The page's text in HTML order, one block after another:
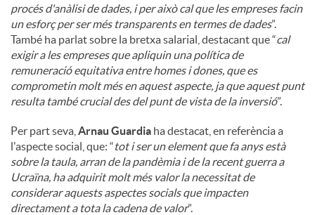
procés d'anàlisi de dades, i per això cal que les empreses facin
un esforç per ser més transparents en termes de dades”.
També ha parlat sobre la bretxa salarial, destacant que “cal
exigir a les empreses que apliquin una política de
remuneració equitativa entre homes i dones, que es
comprometin molt més en aquest aspecte, ja que aquest punt
resulta també crucial des del punt de vista de la inversió”.
Per part seva, Arnau Guardia ha destacat, en referència a
l'aspecte social, que: “tot i ser un element que fa anys està
sobre la taula, arran de la pandèmia i de la recent guerra a
Ucraïna, ha adquirit molt més valor la necessitat de
considerar aquests aspectes socials que impacten
directament a tota la cadena de valor”.